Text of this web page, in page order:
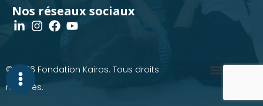
Nos réseaux sociaux
© 2026 Fondation Kairos. Tous droits
réservés.